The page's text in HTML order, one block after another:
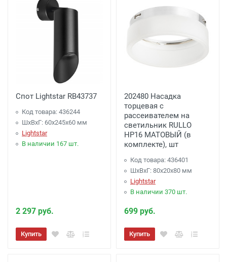
Спот Lightstar RB43737
Код товара: 436244
ШхВхГ: 60x245x60 мм
Lightstar
В наличии 167 шт.
2 297 руб.
Купить
202480 Насадка
торцевая с
рассеивателем на
светильник RULLO
HP16 МАТОВЫЙ (в
комплекте), шт
Код товара: 436401
ШхВхГ: 80x20x80 мм
Lightstar
В наличии 370 шт.
699 руб.
Купить